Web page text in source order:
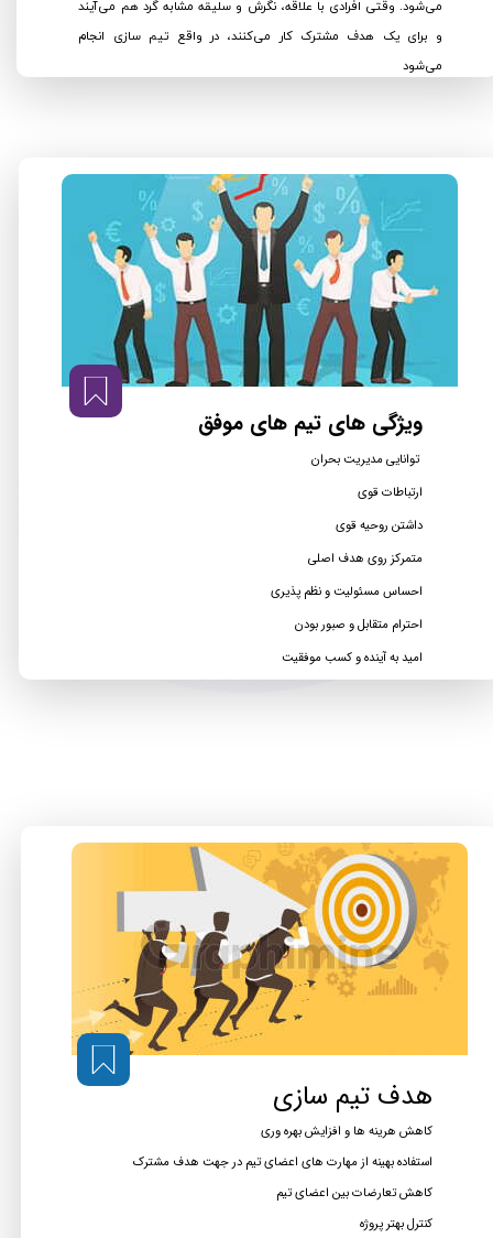
می‌شود. وقتی افرادی با علاقه، نگرش و سلیقه مشابه گرد هم می‌آیند
و برای یک هدف مشترک کار می‌کنند، در واقع تیم سازی انجام
می‌شود
ویژگی های تیم های موفق
توانایی مدیریت بحران
ارتباطات قوی
داشتن روحیه قوی
متمرکز روی هدف اصلی
احساس مسئولیت و نظم پذیری
احترام متقابل و صبور بودن
امید به آینده و کسب موفقیت
هدف تیم سازی
کاهش هرینه ها و افزایش بهره وری
استفاده بهینه از مهارت های اعضای تیم در جهت هدف مشترک
کاهش تعارضات بین اعضای تیم
کنترل بهتر پروژه